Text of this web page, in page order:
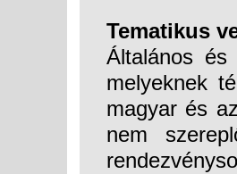
Tematikus
Általános és
melyeknek
magyar és
nem